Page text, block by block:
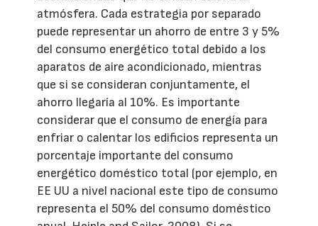
atmósfera. Cada estrategia por separado
puede representar un ahorro de entre 3 y 5%
del consumo energético total debido a los
aparatos de aire acondicionado, mientras
que si se consideran conjuntamente, el
ahorro llegaría al 10%. Es importante
considerar que el consumo de energía para
enfriar o calentar los edificios representa un
porcentaje importante del consumo
energético doméstico total (por ejemplo, en
EE UU a nivel nacional este tipo de consumo
representa el 50% del consumo doméstico